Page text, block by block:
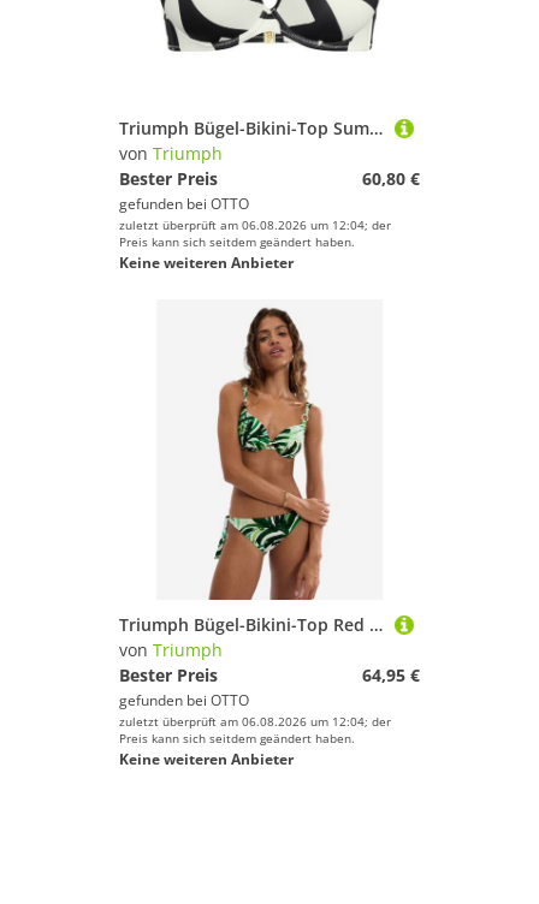
Triumph Bügel-Bikini-Top Summer Allure
von Triumph
Bester Preis
60,80 €
gefunden bei OTTO
zuletzt überprüft am 06.08.2026 um 12:04; der
Preis kann sich seitdem geändert haben.
Keine weiteren Anbieter
Triumph Bügel-Bikini-Top Red Label Summer Palm, Bademode,Bikini,Bügel-Bikini-Top
von Triumph
Bester Preis
64,95 €
gefunden bei OTTO
zuletzt überprüft am 06.08.2026 um 12:04; der
Preis kann sich seitdem geändert haben.
Keine weiteren Anbieter